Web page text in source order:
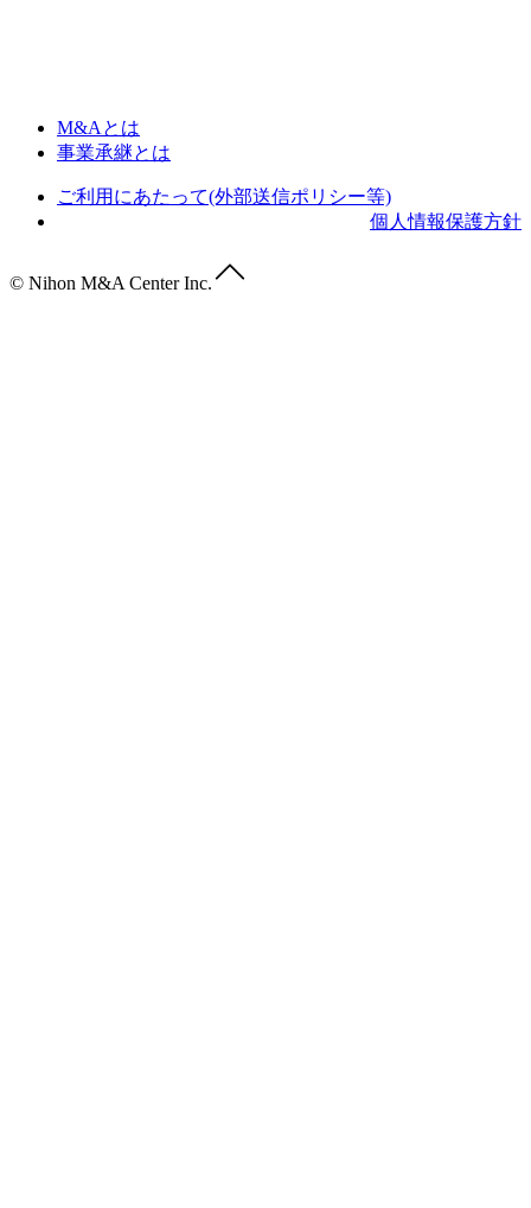
M&Aとは
事業承継とは
ご利用にあたって(外部送信ポリシー等)
個人情報保護方針
© Nihon M&A Center Inc.